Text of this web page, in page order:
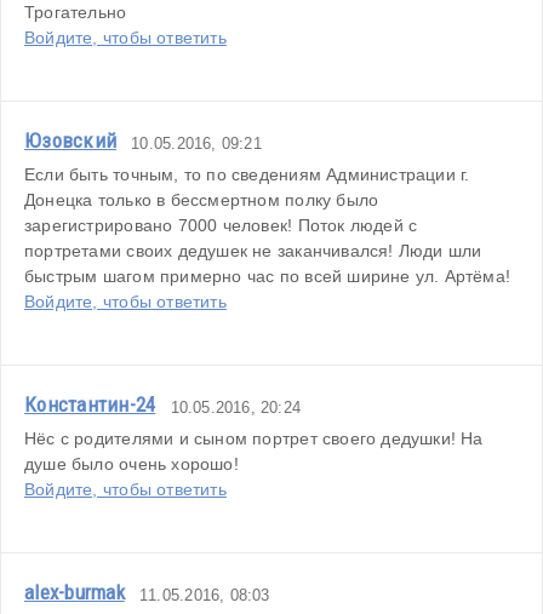
Трогательно
Войдите, чтобы ответить
Юзовский 10.05.2016, 09:21
Если быть точным, то по сведениям Администрации г.
Донецка только в бессмертном полку было
зарегистрировано 7000 человек! Поток людей с
портретами своих дедушек не заканчивался! Люди шли
быстрым шагом примерно час по всей ширине ул. Артёма!
Войдите, чтобы ответить
Константин-24 10.05.2016, 20:24
Нёс с родителями и сыном портрет своего дедушки! На
душе было очень хорошо!
Войдите, чтобы ответить
alex-burmak 11.05.2016, 08:03